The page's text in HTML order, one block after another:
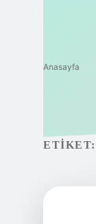
Anasayfa
ETIKET: